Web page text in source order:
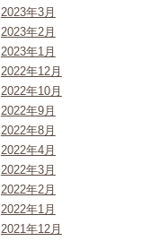
2023年3月
2023年2月
2023年1月
2022年12月
2022年10月
2022年9月
2022年8月
2022年4月
2022年3月
2022年2月
2022年1月
2021年12月